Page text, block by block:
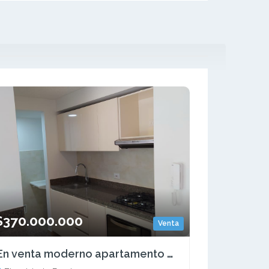
Venta
En venta moderno apartamento El Poblado Pereira